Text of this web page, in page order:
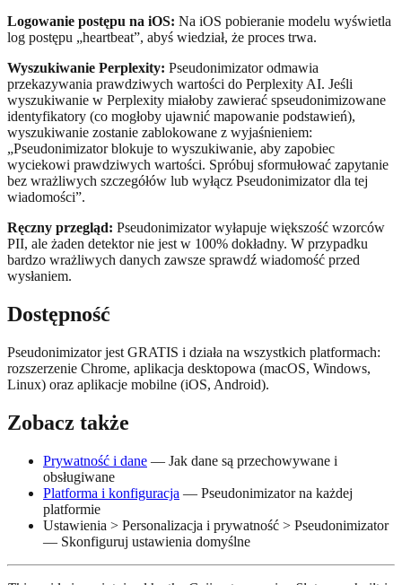
Logowanie postępu na iOS: Na iOS pobieranie modelu wyświetla
log postępu „heartbeat”, abyś wiedział, że proces trwa.
Wyszukiwanie Perplexity: Pseudonimizator odmawia
przekazywania prawdziwych wartości do Perplexity AI. Jeśli
wyszukiwanie w Perplexity miałoby zawierać spseudonimizowane
identyfikatory (co mogłoby ujawnić mapowanie podstawień),
wyszukiwanie zostanie zablokowane z wyjaśnieniem:
„Pseudonimizator blokuje to wyszukiwanie, aby zapobiec
wyciekowi prawdziwych wartości. Spróbuj sformułować zapytanie
bez wrażliwych szczegółów lub wyłącz Pseudonimizator dla tej
wiadomości”.
Ręczny przegląd: Pseudonimizator wyłapuje większość wzorców
PII, ale żaden detektor nie jest w 100% dokładny. W przypadku
bardzo wrażliwych danych zawsze sprawdź wiadomość przed
wysłaniem.
Dostępność
Pseudonimizator jest GRATIS i działa na wszystkich platformach:
rozszerzenie Chrome, aplikacja desktopowa (macOS, Windows,
Linux) oraz aplikacje mobilne (iOS, Android).
Zobacz także
Prywatność i dane — Jak dane są przechowywane i
obsługiwane
Platforma i konfiguracja — Pseudonimizator na każdej
platformie
Ustawienia > Personalizacja i prywatność > Pseudonimizator
— Skonfiguruj ustawienia domyślne